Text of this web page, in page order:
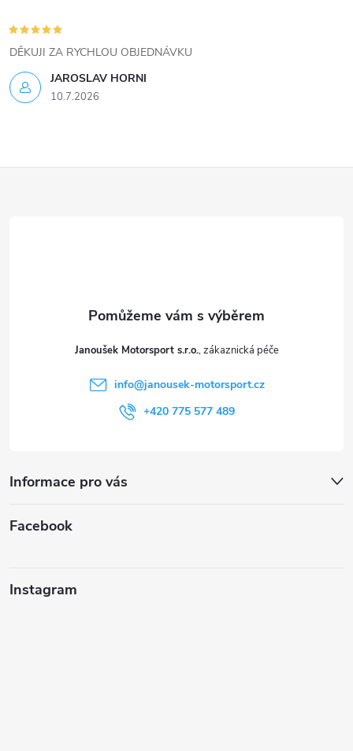
JAROSLAV HORNI
10.7.2026
DĚKUJI ZA RYCHLOU OBJEDNÁVKU
Janoušek Motorsport s.r.o.
info@janousek-motorsport.cz
+420 775 577 489
Informace pro vás
Facebook
Instagram